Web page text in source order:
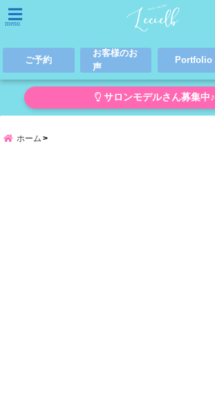
menu
ご予約
お客様のお
声
Portfolio
サロンモデルさん募集中♪
ホーム